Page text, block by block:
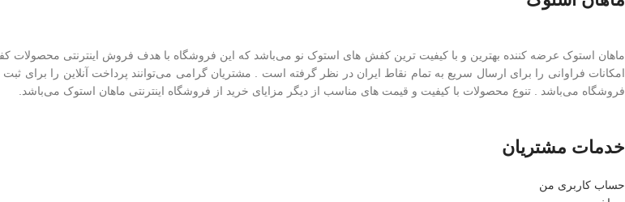
ماهان استوک عرضه کننده بهترین و با کیفیت ترین کفش های استوک نو می‌باشد که این فروشگاه با هدف فروش اینترنتی محصولات
امکانات فراوانی را برای ارسال سریع به تمام نقاط ایران در نظر گرفته است . مشتریان گرامی می‌توانند پرداخت آنلاین را
فروشگاه می‌باشد . تنوع محصولات با کیفیت و قیمت های مناسب از دیگر مزایای خرید از فروشگاه اینترنتی ماهان استوک می‌باشد.
خدمات مشتریان
حساب کاربری من